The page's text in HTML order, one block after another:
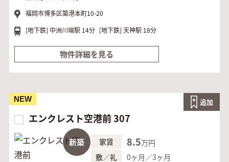
福岡市博多区築港本町10-20
[地下鉄] 中洲川端駅 14分 [地下鉄] 天神駅 18分
物件詳細を見る
エンクレスト空港前 307
NEW
新築
追加
家賃 8.5万円
敷／礼
0ヶ月／3ヶ月